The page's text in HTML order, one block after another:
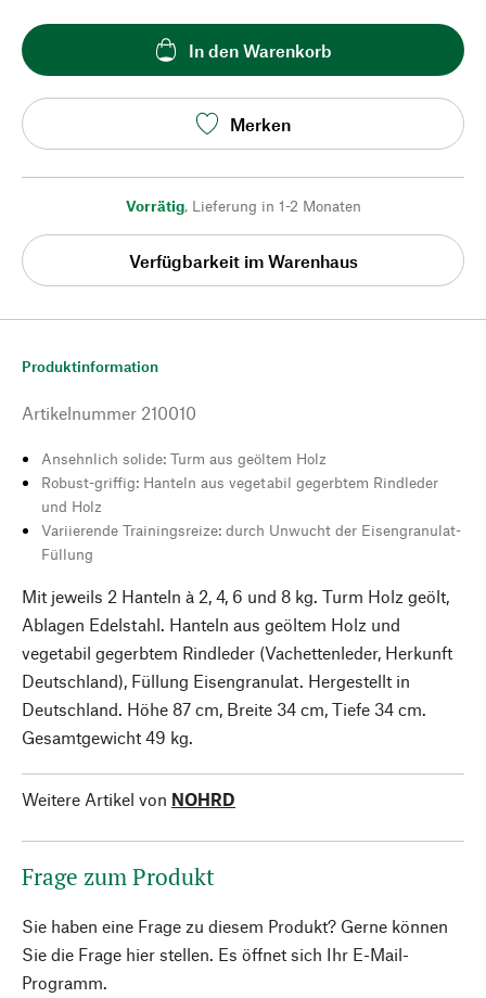
In den Warenkorb
Merken
Vorrätig, Lieferung in 1-2 Monaten
Verfügbarkeit im Warenhaus
Produktinformation
Artikelnummer 210010
Ansehnlich solide: Turm aus geöltem Holz
Robust-griffig: Hanteln aus vegetabil gegerbtem Rindleder
und Holz
Variierende Trainingsreize: durch Unwucht der Eisengranulat-
Füllung
Mit jeweils 2 Hanteln à 2, 4, 6 und 8 kg. Turm Holz geölt,
Ablagen Edelstahl. Hanteln aus geöltem Holz und
vegetabil gegerbtem Rindleder (Vachettenleder, Herkunft
Deutschland), Füllung Eisengranulat. Hergestellt in
Deutschland. Höhe 87 cm, Breite 34 cm, Tiefe 34 cm.
Gesamtgewicht 49 kg.
Weitere Artikel von NOHRD
Frage zum Produkt
Sie haben eine Frage zu diesem Produkt? Gerne können
Sie die Frage hier stellen. Es öffnet sich Ihr E-Mail-
Programm.